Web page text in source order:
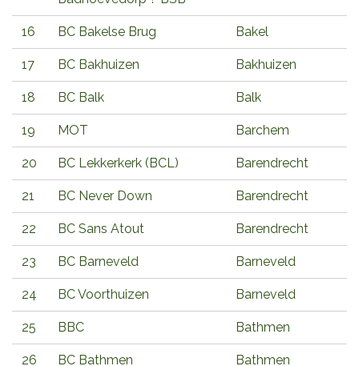
16 BC Bakelse Brug Bakel
17 BC Bakhuizen Bakhuizen
18 BC Balk Balk
19 MOT Barchem
20 BC Lekkerkerk (BCL) Barendrecht
21 BC Never Down Barendrecht
22 BC Sans Atout Barendrecht
23 BC Barneveld Barneveld
24 BC Voorthuizen Barneveld
25 BBC Bathmen
26 BC Bathmen Bathmen